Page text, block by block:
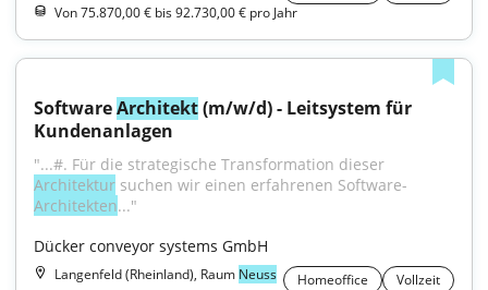
Von 75.870,00 € bis 92.730,00 € pro Jahr
Software Architekt (m/w/d) - Leitsystem für
Kundenanlagen
Architektur suchen wir einen erfahrenen Software-
Architekten..."
Dücker conveyor systems GmbH
Langenfeld (Rheinland), Raum Neuss Homeoffice Vollzeit